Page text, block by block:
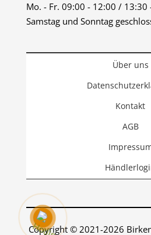
Mo. - Fr. 09:00 - 12:00 / 13:30
Samstag und Sonntag
Über uns
Kontakt
AGB
Copyright © 2021-2026